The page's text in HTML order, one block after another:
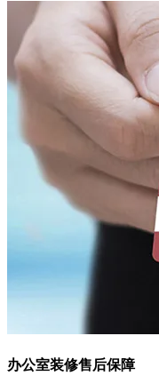
办公室装修售后保障